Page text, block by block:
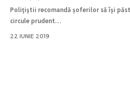
Poliţiştii recomandă șoferilor să îşi
circule prudent…
22 IUNIE 2019